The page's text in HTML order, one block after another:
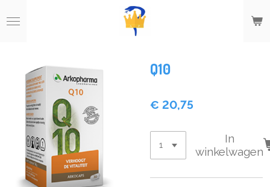
direct
hoofdinhoud
Q10
€ 20,75
In
winkelwagen